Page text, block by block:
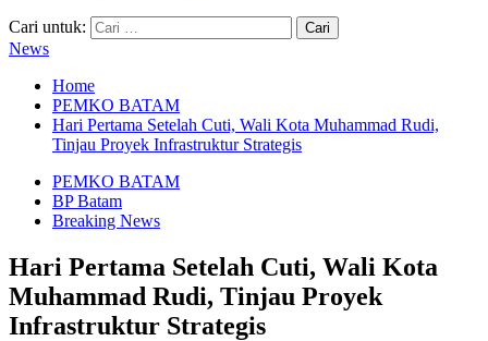
Cari untuk:
News
Home
PEMKO BATAM
Hari Pertama Setelah Cuti, Wali Kota Muhammad Rudi,
Tinjau Proyek Infrastruktur Strategis
PEMKO BATAM
BP Batam
Breaking News
Hari Pertama Setelah Cuti, Wali Kota
Muhammad Rudi, Tinjau Proyek
Infrastruktur Strategis